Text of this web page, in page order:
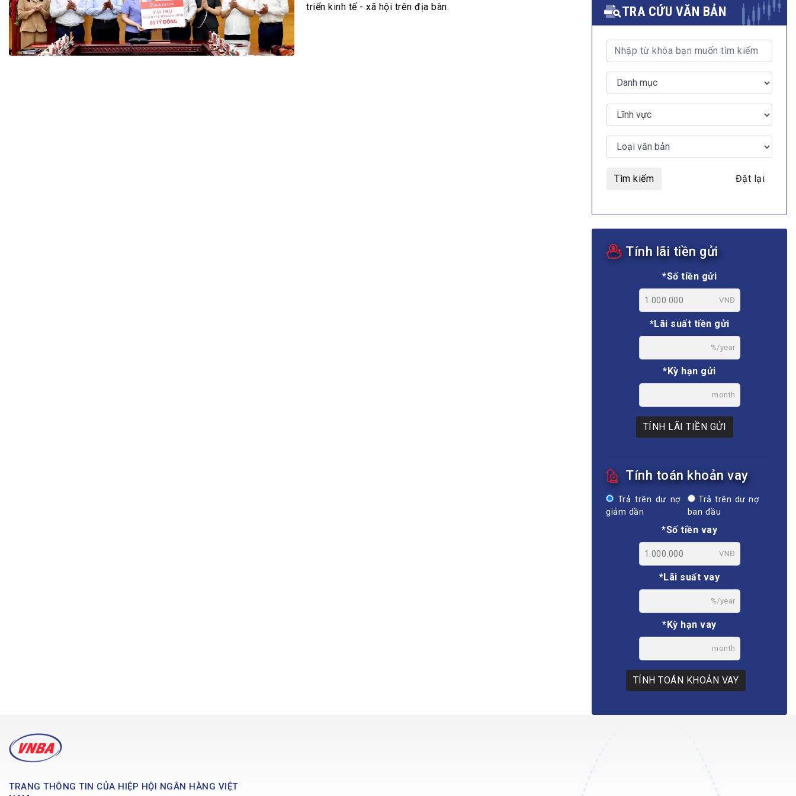
Bộ Chuẩn mực Đạo đức nghề nghiệp
Đối tác
Đấu giá tài sản
Thanh toán –Thẻ
Nhà quản trị
MULTIMEDIA
Video
E-magazines
triển kinh tế - xã hội trên địa bàn.
TRA CỨU VĂN BẢN
Tìm kiếm Đặt lại
Tính lãi tiền gửi
*Số tiền gửi
VNĐ
*Lãi suất tiền gửi
%/year
*Kỳ hạn gửi
month
TÍNH LÃI TIỀN GỬI
Tính toán khoản vay
Trả trên dư nợ
giảm dần
Trả trên dư nợ
ban đầu
*Số tiền vay
VNĐ
*Lãi suất vay
%/year
*Kỳ hạn vay
month
TÍNH TOÁN KHOẢN VAY
TRANG THÔNG TIN CỦA HIỆP HỘI NGÂN HÀNG VIỆT